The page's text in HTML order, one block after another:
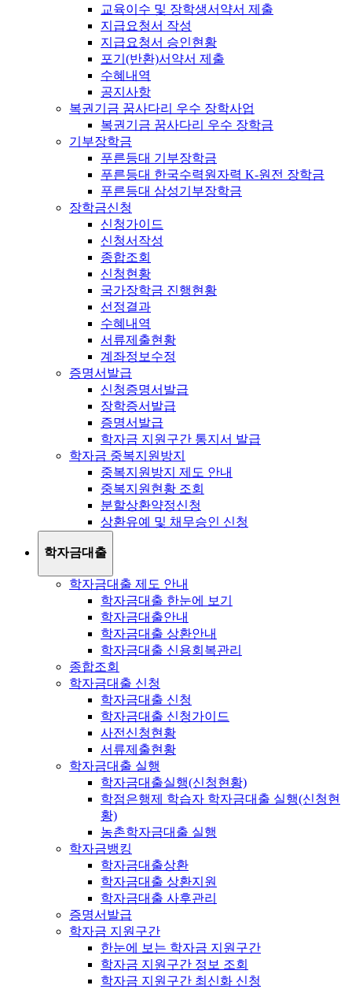
교육이수 및 장학생서약서 제출
지급요청서 작성
지급요청서 승인현황
포기(반환)서약서 제출
수혜내역
공지사항
복권기금 꿈사다리 우수 장학사업
복권기금 꿈사다리 우수 장학금
기부장학금
푸른등대 기부장학금
푸른등대 한국수력원자력 K-원전 장학금
푸른등대 삼성기부장학금
장학금신청
신청가이드
신청서작성
종합조회
신청현황
국가장학금 진행현황
선정결과
수혜내역
서류제출현황
계좌정보수정
증명서발급
신청증명서발급
장학증서발급
증명서발급
학자금 지원구간 통지서 발급
학자금 중복지원방지
중복지원방지 제도 안내
중복지원현황 조회
분할상환약정신청
상환유예 및 채무승인 신청
학자금대출
학자금대출 제도 안내
학자금대출 한눈에 보기
학자금대출안내
학자금대출 상환안내
학자금대출 신용회복관리
종합조회
학자금대출 신청
학자금대출 신청
학자금대출 신청가이드
사전신청현황
서류제출현황
학자금대출 실행
학자금대출실행(신청현황)
학점은행제 학습자 학자금대출 실행(신청현
황)
농촌학자금대출 실행
학자금뱅킹
학자금대출상환
학자금대출 상환지원
학자금대출 사후관리
증명서발급
학자금 지원구간
한눈에 보는 학자금 지원구간
학자금 지원구간 정보 조회
학자금 지원구간 최신화 신청